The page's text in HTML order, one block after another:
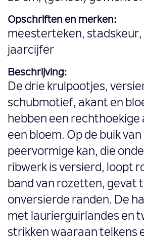
Opschriften en merken:
meesterteken, stadskeur,
jaarcijfer
Beschrijving:
De drie krulpootjes,
schubmotief, akant en
hebben een rechthoekige
een bloem. Op de buik van
peervormige kan, die
ribwerk is versierd, loopt
band van rozetten, gevat
onversierde randen. De
met laurierguirlandes en
strikken waaraan telkens